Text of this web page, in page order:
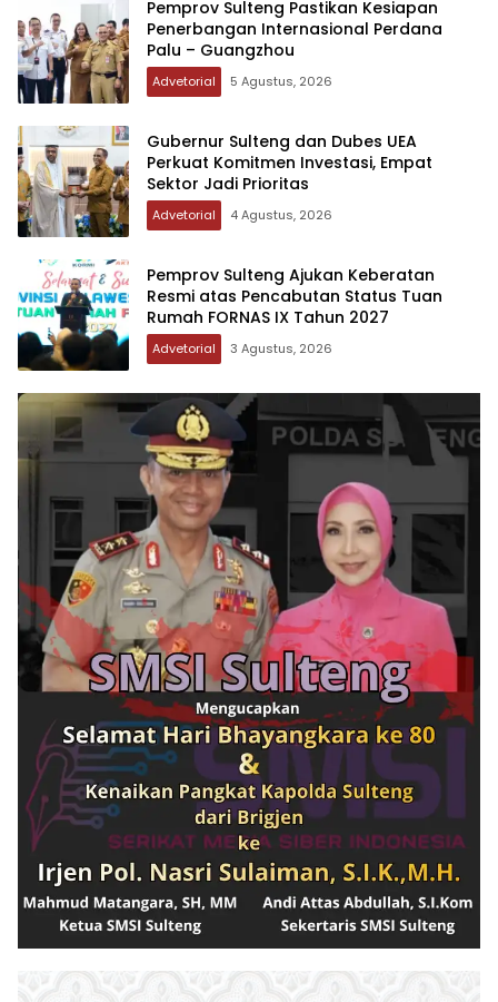
Pemprov Sulteng Pastikan Kesiapan
Penerbangan Internasional Perdana
Palu – Guangzhou
Advetorial 5 Agustus, 2026
Gubernur Sulteng dan Dubes UEA
Perkuat Komitmen Investasi, Empat
Sektor Jadi Prioritas
Advetorial 4 Agustus, 2026
Pemprov Sulteng Ajukan Keberatan
Resmi atas Pencabutan Status Tuan
Rumah FORNAS IX Tahun 2027
Advetorial 3 Agustus, 2026